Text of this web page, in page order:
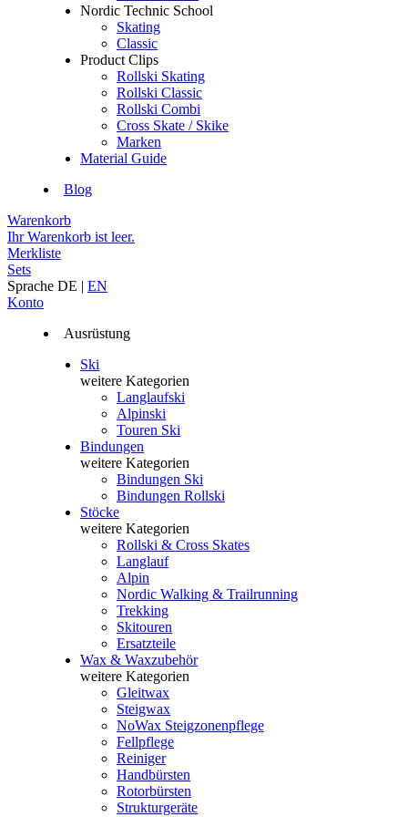
Nordic Technic School
Skating
Classic
Product Clips
Rollski Skating
Rollski Classic
Rollski Combi
Cross Skate / Skike
Marken
Material Guide
Blog
Warenkorb
Ihr Warenkorb ist leer.
Merkliste
Sets
Sprache DE | EN
Konto
Ausrüstung
Ski
weitere Kategorien
Langlaufski
Alpinski
Touren Ski
Bindungen
weitere Kategorien
Bindungen Ski
Bindungen Rollski
Stöcke
weitere Kategorien
Rollski & Cross Skates
Langlauf
Alpin
Nordic Walking & Trailrunning
Trekking
Skitouren
Ersatzteile
Wax & Waxzubehör
weitere Kategorien
Gleitwax
Steigwax
NoWax Steigzonenpflege
Fellpflege
Reiniger
Handbürsten
Rotorbürsten
Strukturgeräte